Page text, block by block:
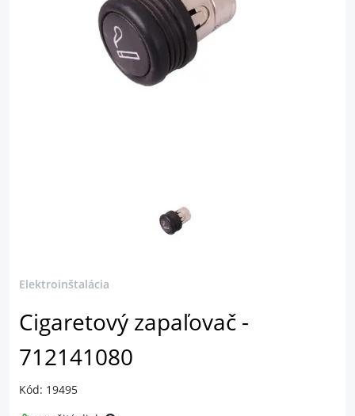
Elektroinštalácia
Cigaretový zapaľovač -
712141080
Kód: 19495